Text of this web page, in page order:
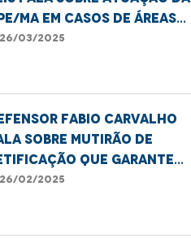
MA em casos de áreas
risco na capital
03/2025
Fabio Carvalho
sobre Mutirão de
que garante
LGBTQIAPN+
02/2025